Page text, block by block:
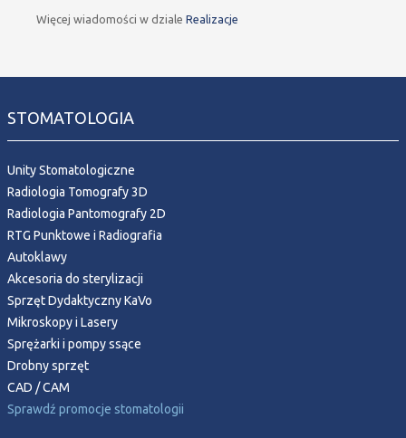
Więcej wiadomości w dziale Realizacje
STOMATOLOGIA
Unity Stomatologiczne
Radiologia Tomografy 3D
Radiologia Pantomografy 2D
RTG Punktowe i Radiografia
Autoklawy
Akcesoria do sterylizacji
Sprzęt Dydaktyczny KaVo
Mikroskopy i Lasery
Sprężarki i pompy ssące
Drobny sprzęt
CAD / CAM
Sprawdź promocje stomatologii